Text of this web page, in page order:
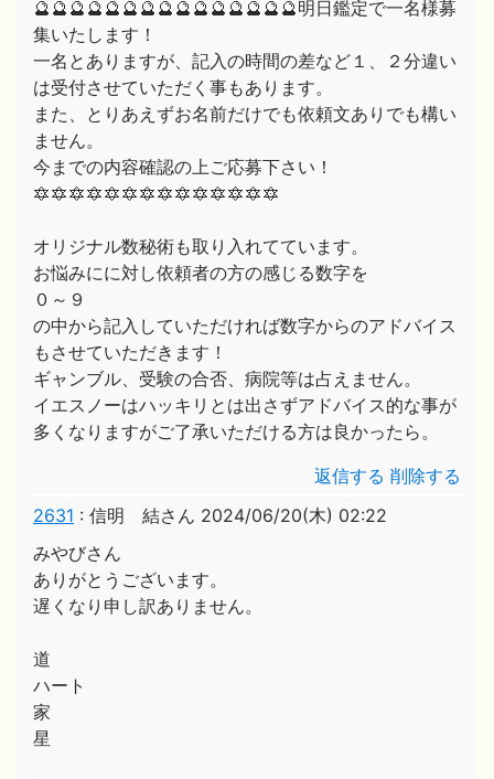
🔮🔮🔮🔮🔮🔮🔮🔮🔮🔮🔮🔮🔮🔮🔮明日鑑定で一名様募
集いたします！
一名とありますが、記入の時間の差など１、２分違い
は受付させていただく事もあります。
また、とりあえずお名前だけでも依頼文ありでも構い
ません。
今までの内容確認の上ご応募下さい！
🔯🔯🔯🔯🔯🔯🔯🔯🔯🔯🔯🔯🔯🔯
オリジナル数秘術も取り入れてています。
お悩みにに対し依頼者の方の感じる数字を
０～９
の中から記入していただければ数字からのアドバイス
もさせていただきます！
ギャンブル、受験の合否、病院等は占えません。
イエスノーはハッキリとは出さずアドバイス的な事が
多くなりますがご了承いただける方は良かったら。
返信する 削除する
2631 : 信明 結さん 2024/06/20(木) 02:22
みやびさん
ありがとうございます。
遅くなり申し訳ありません。
道
ハート
家
星